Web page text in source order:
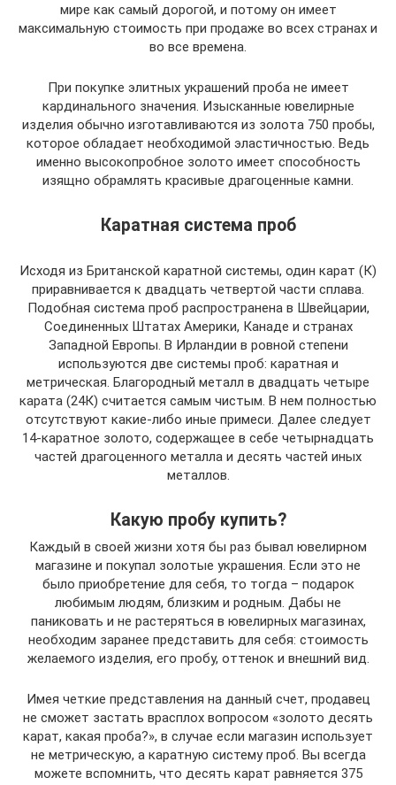
мире как самый дорогой, и потому он имеет
максимальную стоимость при продаже во всех странах и
во все времена.
При покупке элитных украшений проба не имеет
кардинального значения. Изысканные ювелирные
изделия обычно изготавливаются из золота 750 пробы,
которое обладает необходимой эластичностью. Ведь
именно высокопробное золото имеет способность
изящно обрамлять красивые драгоценные камни.
Каратная система проб
Исходя из Британской каратной системы, один карат (К)
приравнивается к двадцать четвертой части сплава.
Подобная система проб распространена в Швейцарии,
Соединенных Штатах Америки, Канаде и странах
Западной Европы. В Ирландии в ровной степени
используются две системы проб: каратная и
метрическая. Благородный металл в двадцать четыре
карата (24К) считается самым чистым. В нем полностью
отсутствуют какие-либо иные примеси. Далее следует
14-каратное золото, содержащее в себе четырнадцать
частей драгоценного металла и десять частей иных
металлов.
Какую пробу купить?
Каждый в своей жизни хотя бы раз бывал ювелирном
магазине и покупал золотые украшения. Если это не
было приобретение для себя, то тогда – подарок
любимым людям, близким и родным. Дабы не
паниковать и не растеряться в ювелирных магазинах,
необходим заранее представить для себя: стоимость
желаемого изделия, его пробу, оттенок и внешний вид.
Имея четкие представления на данный счет, продавец
не сможет застать врасплох вопросом «золото десять
карат, какая проба?», в случае если магазин использует
не метрическую, а каратную систему проб. Вы всегда
можете вспомнить, что десять карат равняется 375